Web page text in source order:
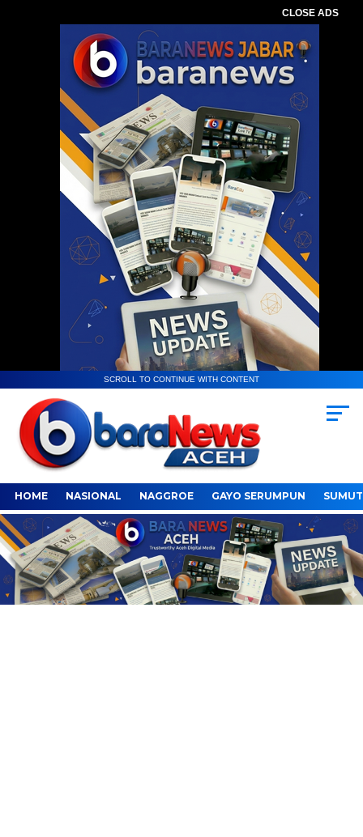
CLOSE ADS
SCROLL TO CONTINUE WITH CONTENT
HOME NASIONAL NAGGROE GAYO SERUMPUN SUMUT